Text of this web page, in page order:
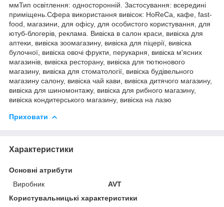
ммТип освітлення: односторонній. Застосування: всередині
приміщень.Сфера використання вивісок: HoReCa, кафе, fast-
food, магазини, для офісу, для особистого користування, для
ютуб-блогерів, реклама. Вивіска в салон краси, вивіска для
аптеки, вивіска зоомагазину, вивіска для піцерії, вивіска
булочної, вивіска овочі фрукти, перукарня, вивіска м'ясних
магазинів, вивіска ресторану, вивіска для тютюнового
магазину, вивіска для стоматології, вивіска будівельного
магазину салону, вивіска чай кави, вивіска дитячого магазину,
вивіска для шиномонтажу, вивіска для рибного магазину,
вивіска кондитерського магазину, вивіска на лазю
Приховати
Характеристики
Основні атрибути
Виробник
AVT
Користувальницькі характеристики